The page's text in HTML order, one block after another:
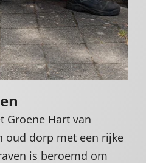
Groene Hart van
oud dorp met een rijke
is beroemd om